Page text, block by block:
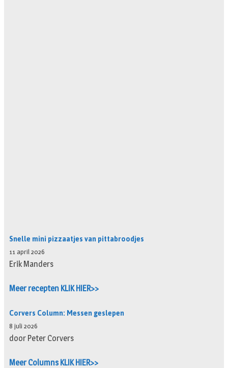
Snelle mini pizzaatjes van pittabroodjes
11 april 2026
Erik Manders
Meer recepten KLIK HIER>>
Corvers Column: Messen geslepen
8 juli 2026
door Peter Corvers
Meer Columns KLIK HIER>>